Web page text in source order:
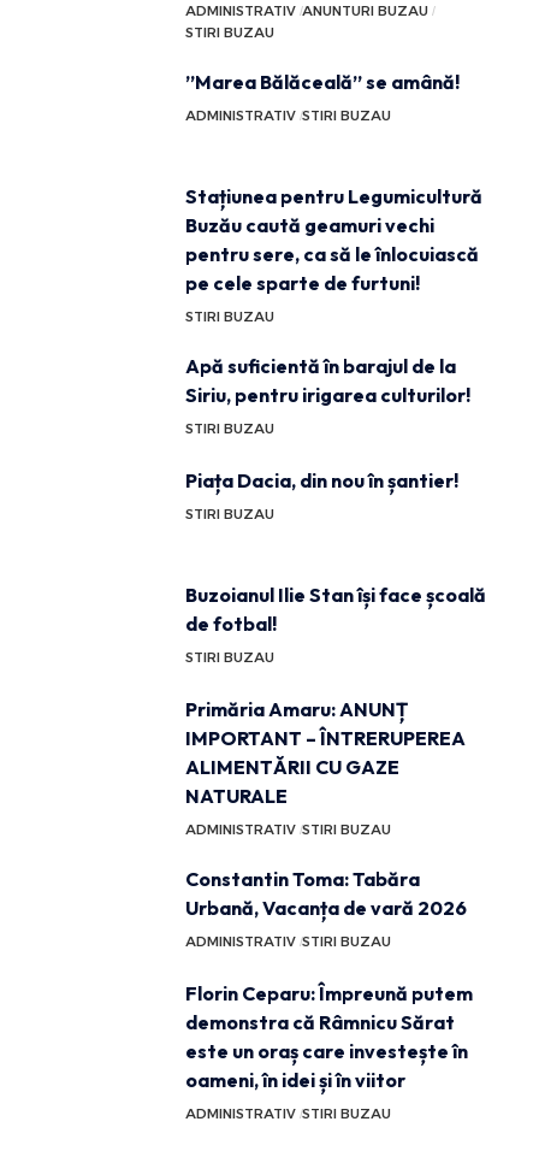
ADMINISTRATIV ANUNTURI BUZAU
STIRI BUZAU
”Marea Bălăceală” se amână!
ADMINISTRATIV STIRI BUZAU
Stațiunea pentru Legumicultură
Buzău caută geamuri vechi
pentru sere, ca să le înlocuiască
pe cele sparte de furtuni!
STIRI BUZAU
Apă suficientă în barajul de la
Siriu, pentru irigarea culturilor!
STIRI BUZAU
Piața Dacia, din nou în șantier!
STIRI BUZAU
Buzoianul Ilie Stan își face școală
de fotbal!
STIRI BUZAU
Primăria Amaru: ANUNȚ
IMPORTANT – ÎNTRERUPEREA
ALIMENTĂRII CU GAZE
NATURALE
ADMINISTRATIV STIRI BUZAU
Constantin Toma: Tabăra
Urbană, Vacanța de vară 2026
ADMINISTRATIV STIRI BUZAU
Florin Ceparu: Împreună putem
demonstra că Râmnicu Sărat
este un oraș care investește în
oameni, în idei și în viitor
ADMINISTRATIV STIRI BUZAU